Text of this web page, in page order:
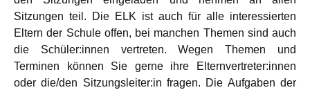
Sitzungen teil. Die ELK ist auch für alle interessierten
Eltern der Schule offen, bei manchen Themen sind auch
die Schüler:innen vertreten. Wegen Themen und
Terminen können Sie gerne ihre Elternvertreter:innen
oder die/den Sitzungsleiter:in fragen. Die Aufgaben der